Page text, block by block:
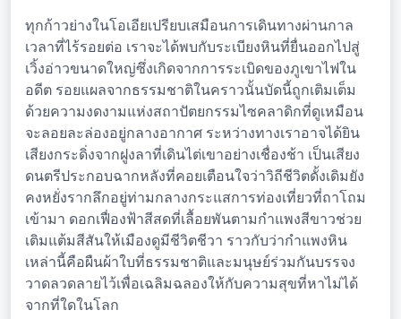
ทุกก้าวย่างในโอเอียเปรียบเสมือนการเดินทางผ่านกาล
เวลาที่ไร้รอยต่อ เราจะได้พบกับระเบียงหินที่ยื่นออกไปสู่
เวิ้งอ่าวขนาดใหญ่ซึ่งเกิดจากการระเบิดของภูเขาไฟใน
อดีต รอยแผลจากธรรมชาติในคราวนั้นบัดนี้ถูกเติมเต็ม
ด้วยความงดงามแห่งสถาปัตยกรรมไซคลาดิกที่ดูเหมือน
จะลอยละล่องอยู่กลางอากาศ ระหว่างทางเราอาจได้ยิน
เสียงกระดิ่งจากฝูงลาที่เดินไต่เขาอย่างเชื่องช้า เป็นเสียง
ดนตรีประกอบฉากหลังที่คอยเตือนใจว่าวิถีชีวิตดั้งเดิมยัง
คงหยั่งรากลึกอยู่ท่ามกลางกระแสการท่องเที่ยวที่ถาโถม
เข้ามา ดอกเฟื่องฟ้าสีสดที่เลื้อยพันตามกำแพงสีขาวช่วย
เติมแต้มสีสันให้เมืองดูมีชีวิตชีวา ราวกับว่ากำแพงหิน
เหล่านี้คือผืนผ้าใบที่ธรรมชาติและมนุษย์ร่วมกันบรรจง
วาดลวดลายไว้เพื่อเฉลิมฉลองให้กับความสุขที่หาไม่ได้
จากที่ใดในโลก